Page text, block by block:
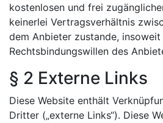
kostenlosen und frei
keinerlei Vertragsverhältnis
dem Anbieter zustande,
Rechtsbindungswillen des
§ 2 Externe Links
Diese Website enthält
Dritter („externe Links“). Diese